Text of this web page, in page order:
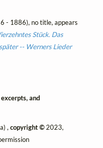
- 1886), no title, appears
Stück. Das
-- Werners Lieder
and
,copyright © 2023,